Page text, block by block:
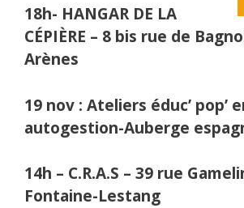
18h- HANGAR DE LA
CÉPIÈRE – 8 bis rue de
Arènes
19 nov : Ateliers éduc’ pop’
autogestion-Auberge
14h – C.R.A.S – 39 rue
Fontaine-Lestang